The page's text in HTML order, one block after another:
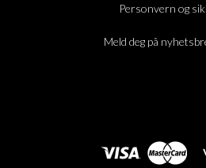
Personvern og
Meld deg på